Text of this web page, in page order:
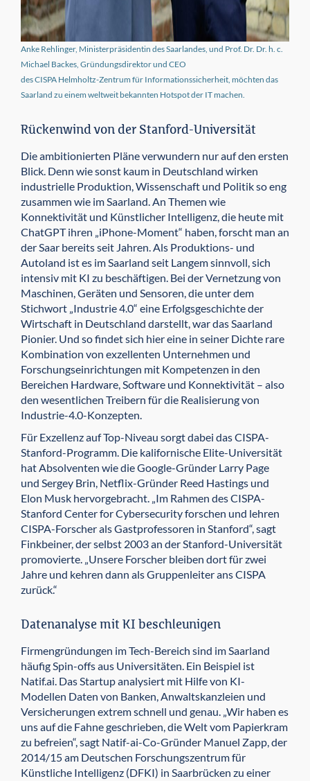
Anke Rehlinger, Ministerpräsidentin des Saarlandes, und Prof. Dr. Dr. h. c.
Michael Backes, Gründungs­direktor und CEO
des CISPA Helmholtz-Zentrum für Informationssicherheit, möchten das
Saarland zu einem weltweit bekannten Hotspot der IT machen.
Rückenwind von der Stanford-Universität
Die ambitionierten Pläne verwundern nur auf den ersten
Blick. Denn wie sonst kaum in Deutschland wirken
industrielle Produktion, Wissenschaft und Politik so eng
zusammen wie im Saarland. An Themen wie
Konnektivität und Künstlicher Intelligenz, die heute mit
ChatGPT ihren „iPhone-Moment“ haben, forscht man an
der Saar bereits seit Jahren. Als Produktions- und
Autoland ist es im Saarland seit Langem sinnvoll, sich
intensiv mit KI zu beschäftigen. Bei der Vernetzung von
Maschinen, Geräten und Sen­soren, die unter dem
Stichwort „Industrie 4.0“ eine Erfolgsgeschichte der
Wirtschaft in Deutschland darstellt, war das Saarland
Pionier. Und so findet sich hier eine in seiner Dichte rare
Kombination von exzellenten Unternehmen und
Forschungseinrichtungen mit Kompetenzen in den
Bereichen Hardware, Software und Konnektivität – also
den wesentlichen Treibern für die Realisierung von
Industrie-4.0-Konzepten.
Für Exzellenz auf Top-Niveau sorgt dabei das CISPA-
Stanford-Programm. Die kalifornische Elite-Universität
hat Absolventen wie die Google-Gründer Larry Page
und Sergey Brin, Netflix-Gründer Reed Hastings und
Elon Musk hervorgebracht. „Im Rahmen des CISPA-
Stanford Center for Cybersecurity forschen und lehren
CISPA-Forscher als Gastprofessoren in Stanford“, sagt
Finkbeiner, der selbst 2003 an der Stanford-Universität
promovierte. „Unsere Forscher bleiben dort für zwei
Jahre und kehren dann als Gruppenleiter ans CISPA
zurück.“
Datenanalyse mit KI beschleunigen
Firmengründungen im Tech-Bereich sind im Saarland
häufig Spin-offs aus Universitäten. Ein Beispiel ist
Natif.ai. Das Startup analysiert mit Hilfe von KI-
Modellen Daten von Banken, Anwaltskanzleien und
Versicherungen extrem schnell und genau. „Wir haben es
uns auf die Fahne geschrieben, die Welt vom Papierkram
zu befreien“, sagt Natif-ai-Co-Gründer Manuel Zapp, der
2014/15 am Deutschen Forschungs­zentrum für
Künstliche Intelligenz (DFKI) in Saarbrücken zu einer